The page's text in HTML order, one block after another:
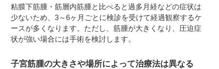
粘膜下筋腫・筋層内筋腫と比べると過多月経などの症状は
少ないため、3～6ヶ月ごとに検診を受けて経過観察するケ
ースが多くなります。ただし、筋腫が大きくなり、圧迫症
状が強い場合には手術を検討します。
子宮筋腫の大きさや場所によって治療法は異なる